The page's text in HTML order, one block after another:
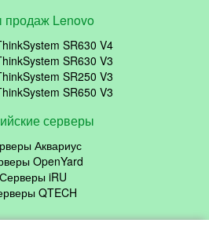
продаж Lenovo
SR630 V4
SR630 V3
SR250 V3
SR650 V3
серверы
Аквариус
OpenYard
Серверы iRU
QTECH